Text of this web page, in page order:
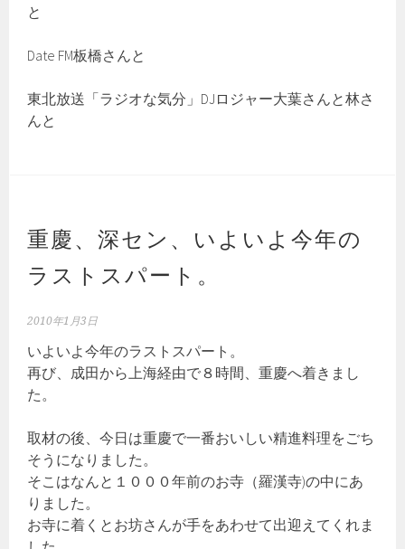
と
Date FM板橋さんと
東北放送「ラジオな気分」DJロジャー大葉さんと林さ
んと
重慶、深セン、いよいよ今年の
ラストスパート。
2010年1月3日
いよいよ今年のラストスパート。
再び、成田から上海経由で８時間、重慶へ着きまし
た。
取材の後、今日は重慶で一番おいしい精進料理をごち
そうになりました。
そこはなんと１０００年前のお寺（羅漢寺)の中にあ
りました。
お寺に着くとお坊さんが手をあわせて出迎えてくれま